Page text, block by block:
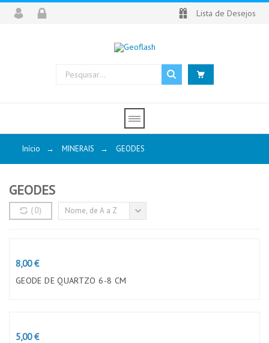
Lista de Desejos
Início → MINERAIS → GEODES
GEODES
GEODES
(0) Nome, de A a Z
Preço
8,00 €
GEODE DE QUARTZO 6-8 CM
Preço
5,00 €